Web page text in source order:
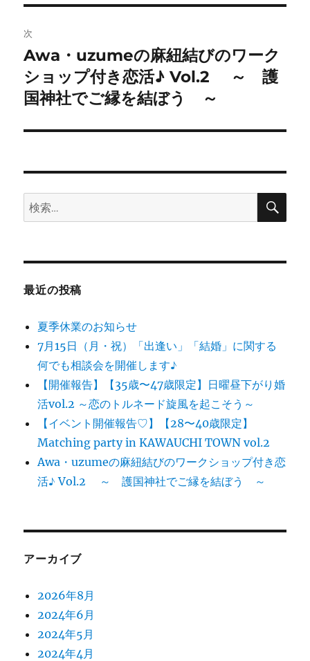
ゲ
ー
シ
ョ
ン
次
次
の
投
Awa・uzumeの麻紐結びのワーク
ショップ付き恋活♪ Vol.2 ～ 護
国神社でご縁を結ぼう ～
検
索:
検
最近の投稿
夏季休業のお知らせ
7月15日（月・祝）「出逢い」「結婚」に関する
何でも相談会を開催します♪
【開催報告】【35歳〜47歳限定】日曜昼下がり婚
活vol.2 ～恋のトルネード旋風を起こそう～
【イベント開催報告♡】【28〜40歳限定】
Matching party in KAWAUCHI TOWN vol.2
Awa・uzumeの麻紐結びのワークショップ付き恋
活♪ Vol.2 ～ 護国神社でご縁を結ぼう ～
アーカイブ
2026年8月
2024年6月
2024年5月
2024年4月